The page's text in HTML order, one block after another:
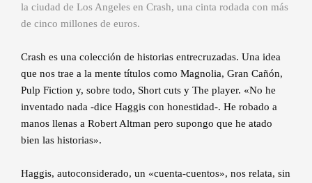
la ciudad de Los Angeles en Crash, una cinta rodada con más
de cinco millones de euros.
Crash es una colección de historias entrecruzadas. Una idea
que nos trae a la mente títulos como Magnolia, Gran Cañón,
Pulp Fiction y, sobre todo, Short cuts y The player. «No he
inventado nada -dice Haggis con honestidad-. He robado a
manos llenas a Robert Altman pero supongo que he atado
bien las historias».
Haggis, autoconsiderado, un «cuenta-cuentos», nos relata, sin